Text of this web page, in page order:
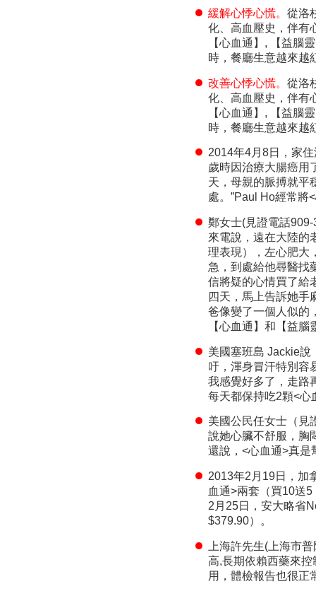
緩解心悸心慌。 從洛
化、高血壓史，伴有
【心血通】, 【益腦
時，餐廳生意越來越
改善心悸心慌。 從洛
化、高血壓史，伴有
【心血通】, 【益腦
時，餐廳生意越來越
2014年4月8日，家
歲時因治療大腸癌用
天，母親的脈搏就平
處。”Paul Ho經常將
鄭女士(見證電話
來電說，遠在大陸的
理表現），左心肥大
急，到處給他尋醫找
信將疑的心情買了給
四天，馬上告訴她手
爸像變了一個人似的
【心血通】和【益
美國塞班島 Jackie說
吁，渾身冒汗特別容
我感覺好多了，走路
每天都保持吃2顆<心
美國公民任女士（見
說她心臟不舒服，胸
還說，<心血通>真是
2013年2月19日，加
血通>兩套（買10送
2月25日，安大略省
$379.90）。
上海許先生(上海市
高,長期依賴西藥來
用，體檢報告也很正